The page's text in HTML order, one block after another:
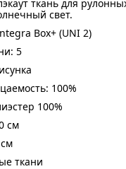
ткань для
свет.
Box+ (UNI 2)
5
100%
100%
см
ткани